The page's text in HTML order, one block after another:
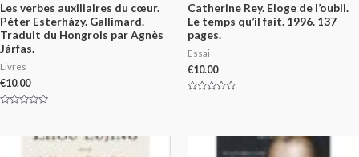
Les verbes auxiliaires du cœur.
Péter Esterhàzy. Gallimard.
Traduit du Hongrois par Agnès
Járfas.
Livres
€10.00
Catherine Rey. Eloge de l’oubli.
Le temps qu’il fait. 1996. 137
pages.
Essai
€10.00